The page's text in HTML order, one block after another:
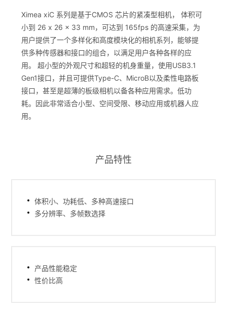
Ximea xiC 系列是基于CMOS 芯片的紧凑型相机， 体积可
小到 26 x 26 x 33 mm，可达到 165fps 的高速采集，为
用户提供了一个多样化和高度模块化的相机系列，能够提
供多种传感器和接口的组合，以满足用户各种各样的应
用。 超小型的外观尺寸和超轻的机身重量，使用USB3.1
Gen1接口，并且可提供Type-C、MicroB以及柔性电路板
接口，甚至是超薄的板级相机以备各种应用需求。低功
耗。因此非常适合小型、空间受限、移动应用或机器人应
用。
产品特性
体积小、功耗低、多种高速接口
多分辨率、多帧数选择
产品性能稳定
性价比高